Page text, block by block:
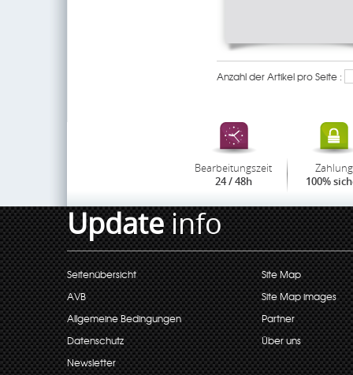
Anzahl der Artikel pro Seite :
Bearbeitungszeit
24 / 48h
Zahlung
100%
Updateinfo
Seitenübersicht
AVB
Allgemeine Bedingungen
Datenschutz
Newsletter
Site Map
Site Map images
Partner
Über uns